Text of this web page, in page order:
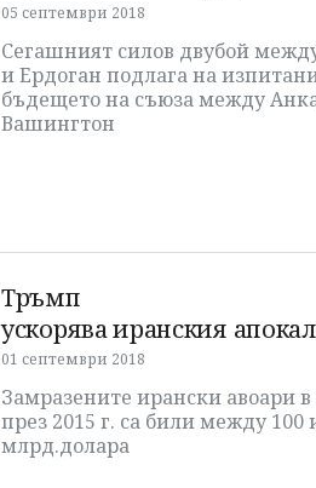
05 септември 2018
Сегашният силов двубой
и Ердоган подлага на
бъдещето на съюза между
Вашингтон
Тръмп
ускорява иранския
01 септември 2018
Замразените ирански авоари в
през 2015 г. са били между 100
млрд.долара